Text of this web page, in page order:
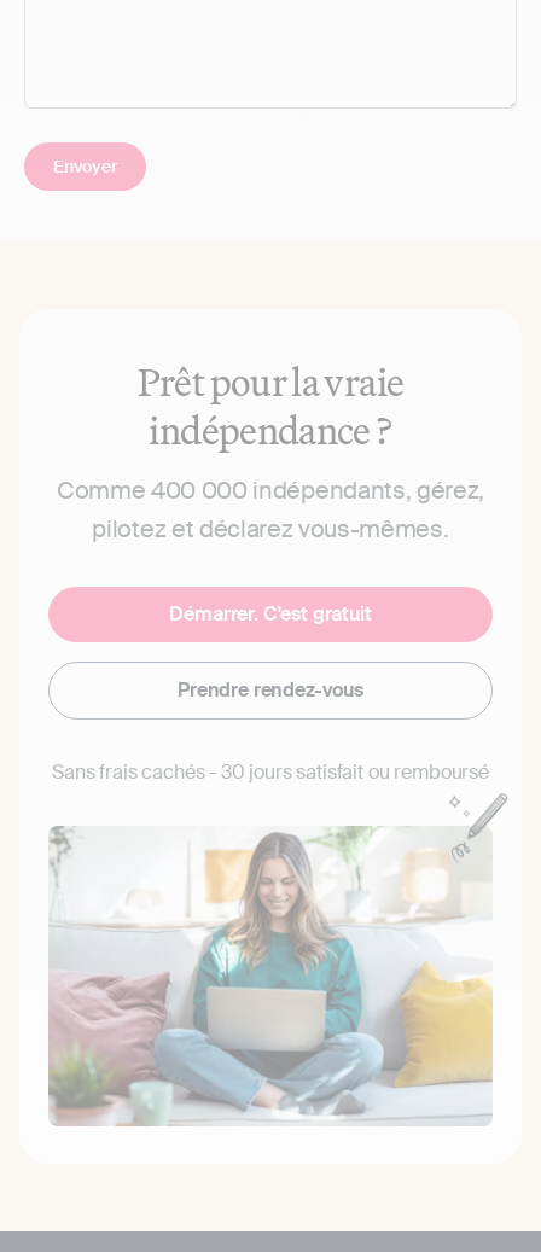
Prêt pour la vraie
indépendance ?
Comme 400 000 indépendants, gérez,
pilotez et déclarez vous-mêmes.
Démarrer. C'est gratuit
Prendre rendez-vous
Sans frais cachés - 30 jours satisfait ou remboursé